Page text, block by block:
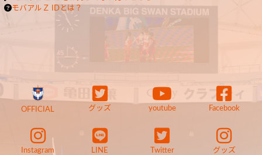
モバアルＺ IDとは？
OFFICIAL グッズ youtube Facebook
Instagram LINE Twitter グッズ